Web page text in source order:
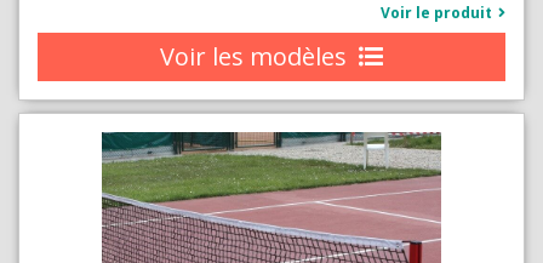
Voir le produit
Voir les modèles